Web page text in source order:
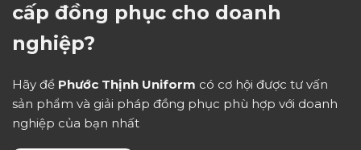
cấp đồng phục cho doanh
nghiệp?
Hãy để Phước Thịnh Uniform có cơ hội được tư vấn
sản phẩm và giải pháp đồng phục phù hợp với doanh
nghiệp của bạn nhất